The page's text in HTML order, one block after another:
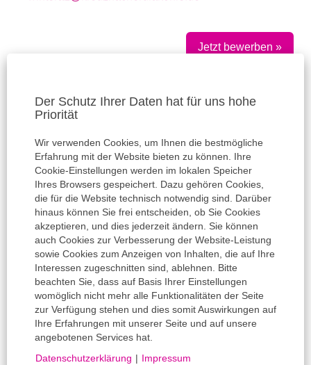
Der Schutz Ihrer Daten hat für uns hohe
Priorität
Wir verwenden Cookies, um Ihnen die bestmögliche
Erfahrung mit der Website bieten zu können. Ihre
Cookie-Einstellungen werden im lokalen Speicher
Ihres Browsers gespeichert. Dazu gehören Cookies,
die für die Website technisch notwendig sind. Darüber
hinaus können Sie frei entscheiden, ob Sie Cookies
akzeptieren, und dies jederzeit ändern. Sie können
auch Cookies zur Verbesserung der Website-Leistung
sowie Cookies zum Anzeigen von Inhalten, die auf Ihre
Interessen zugeschnitten sind, ablehnen. Bitte
beachten Sie, dass auf Basis Ihrer Einstellungen
womöglich nicht mehr alle Funktionalitäten der Seite
zur Verfügung stehen und dies somit Auswirkungen auf
Ihre Erfahrungen mit unserer Seite und auf unsere
angebotenen Services hat.
Datenschutzerklärung | Impressum
Jetzt bewerben »
Schulen für Gesundheits- und Krankenpflege
Fachschulen für Sozialwesen
Arbeitgeberprofil
Datenschutz
Impressum
W
W
r
d
a
f
W
i
r
d
a
u
W
r
d
f
W
r
d
r